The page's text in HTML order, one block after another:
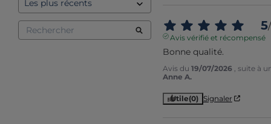
5/
Avis vérifié et récompensé
Bonne qualité.
Avis du 19/07/2026
, suite à
Anne A.
Utile(0) Signaler